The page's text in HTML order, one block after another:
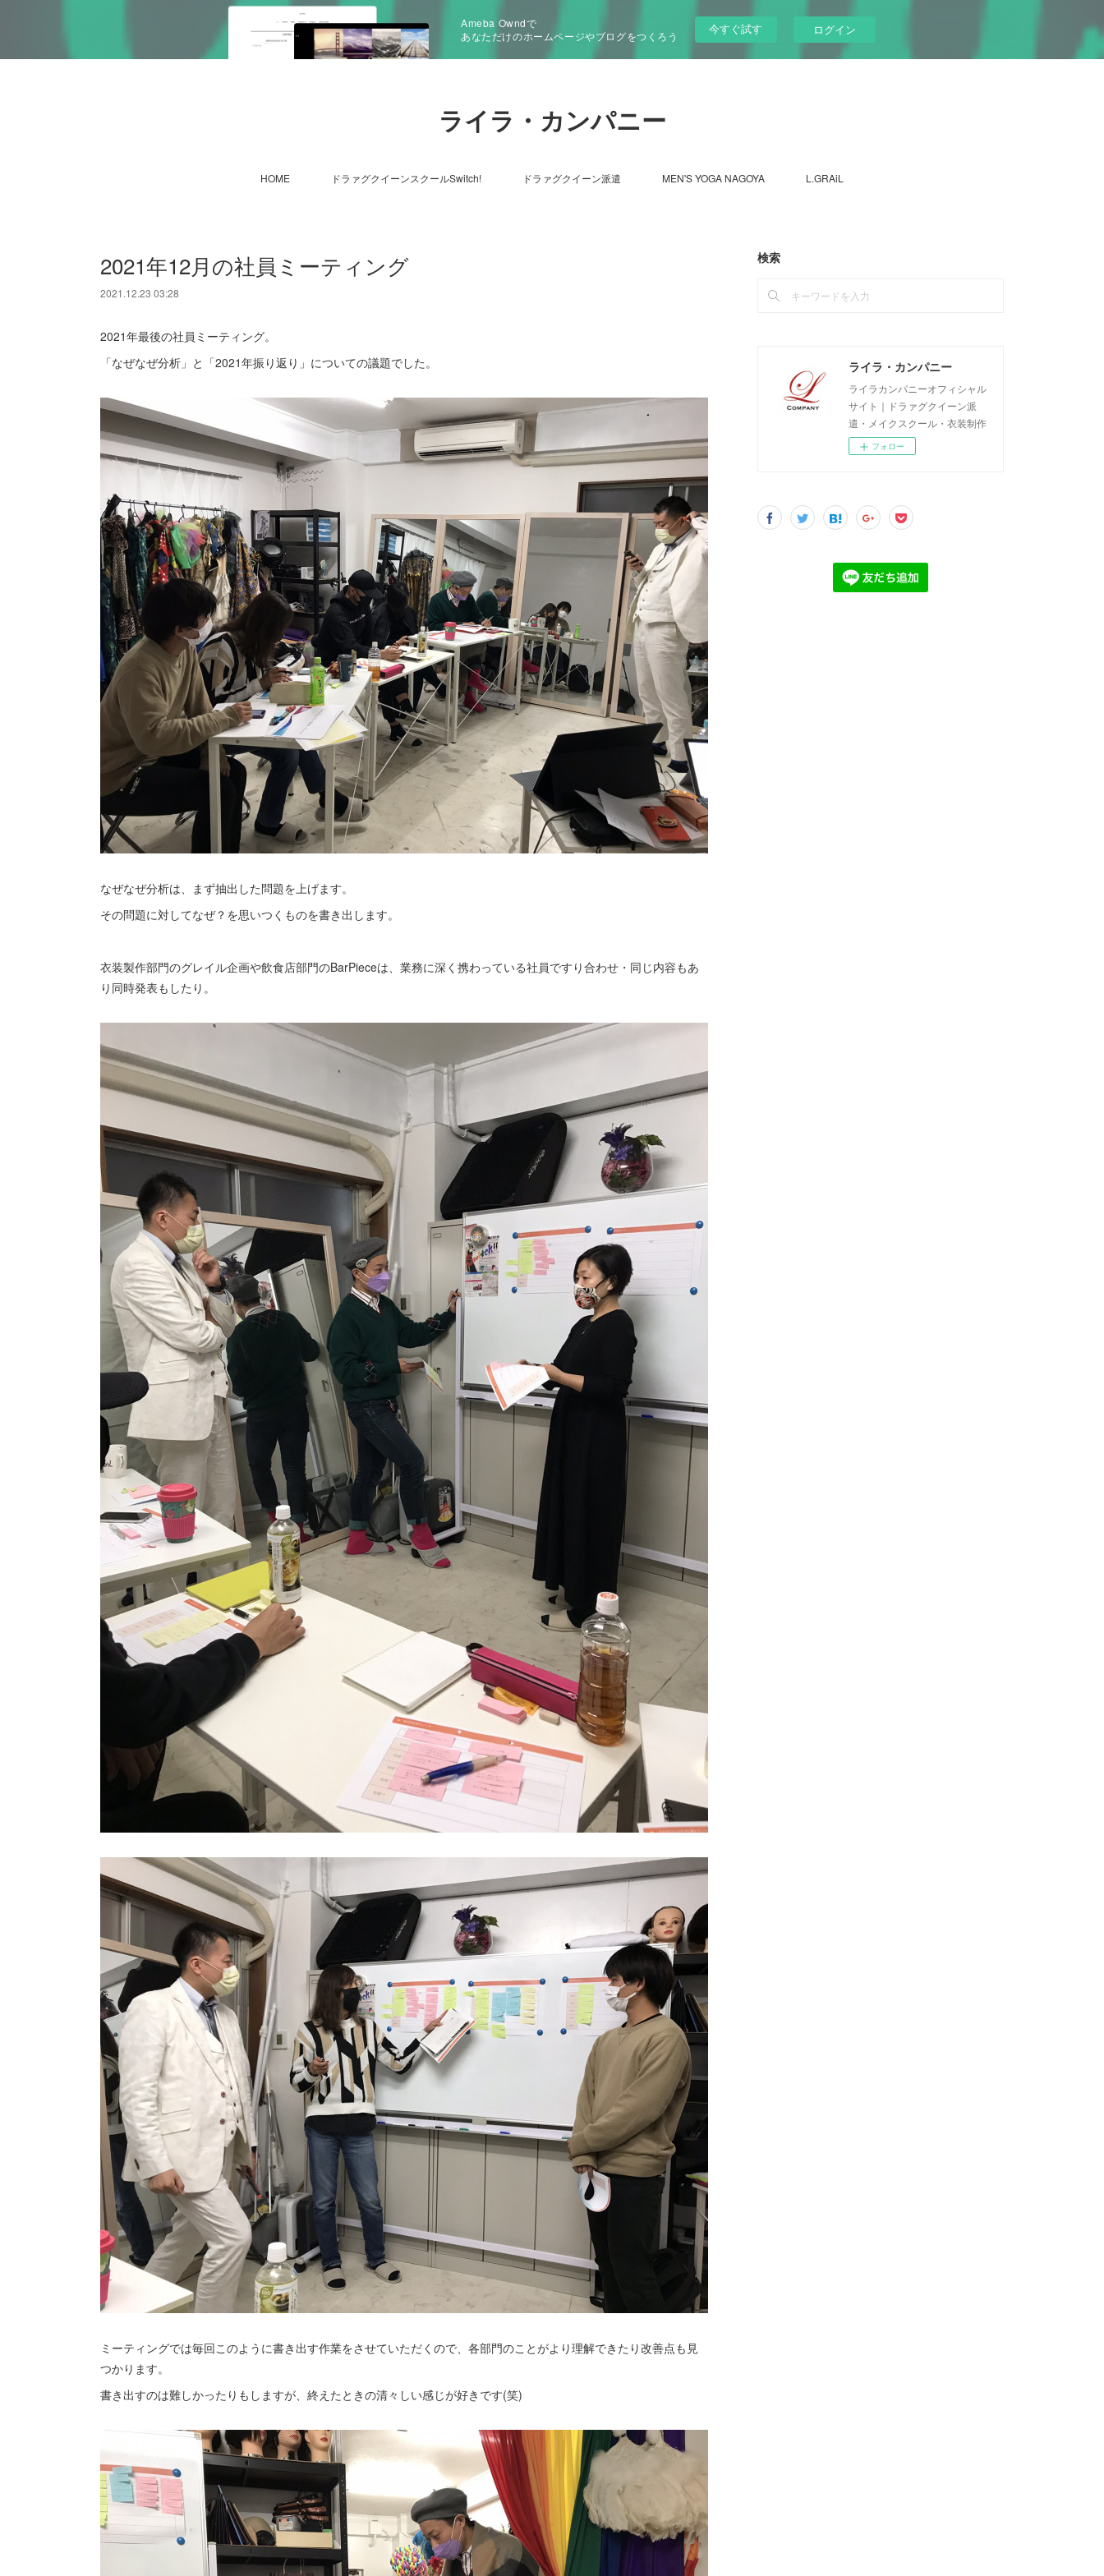
Ameba Owndで
あなただけのホームページやブログをつくろう
今すぐ試す ログイン
ライラ・カンパニー
HOME ドラァグクイーンスクールSwitch! ドラァグクイーン派遣 MEN'S YOGA NAGOYA L.GRAiL
2021年12月の社員ミーティング
2021.12.23 03:28
2021年最後の社員ミーティング。
「なぜなぜ分析」と「2021年振り返り」についての議題でした。
なぜなぜ分析は、まず抽出した問題を上げます。
その問題に対してなぜ？を思いつくものを書き出します。
衣装製作部門のグレイル企画や飲食店部門のBarPieceは、業務に深く携わっている社員ですり合わせ・同じ内容もあ
り同時発表もしたり。
ミーティングでは毎回このように書き出す作業をさせていただくので、各部門のことがより理解できたり改善点も見
つかります。
書き出すのは難しかったりもしますが、終えたときの清々しい感じが好きです(笑)
検索
ライラ・カンパニー
ライラカンパニーオフィシャル
サイト｜ドラァグクイーン派
遣・メイクスクール・衣装制作
フォロー